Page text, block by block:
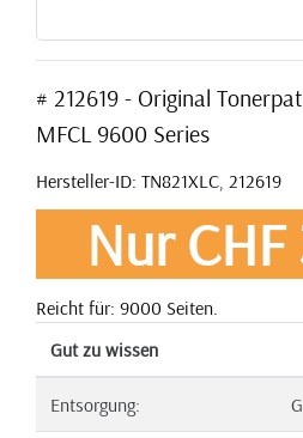
# 212619 - Original
MFCL 9600 Series
Hersteller-ID: TN821XLC, 212619
Nur
Reicht für: 9000 Seiten.
Gut zu wissen
Entsorgung: